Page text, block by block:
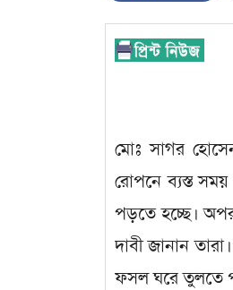
মোঃ সাগর
রোপনে ব্যস্ত
পড়তে হচ্ছে।
দাবী জানান
ফসল ঘরে তুলতে